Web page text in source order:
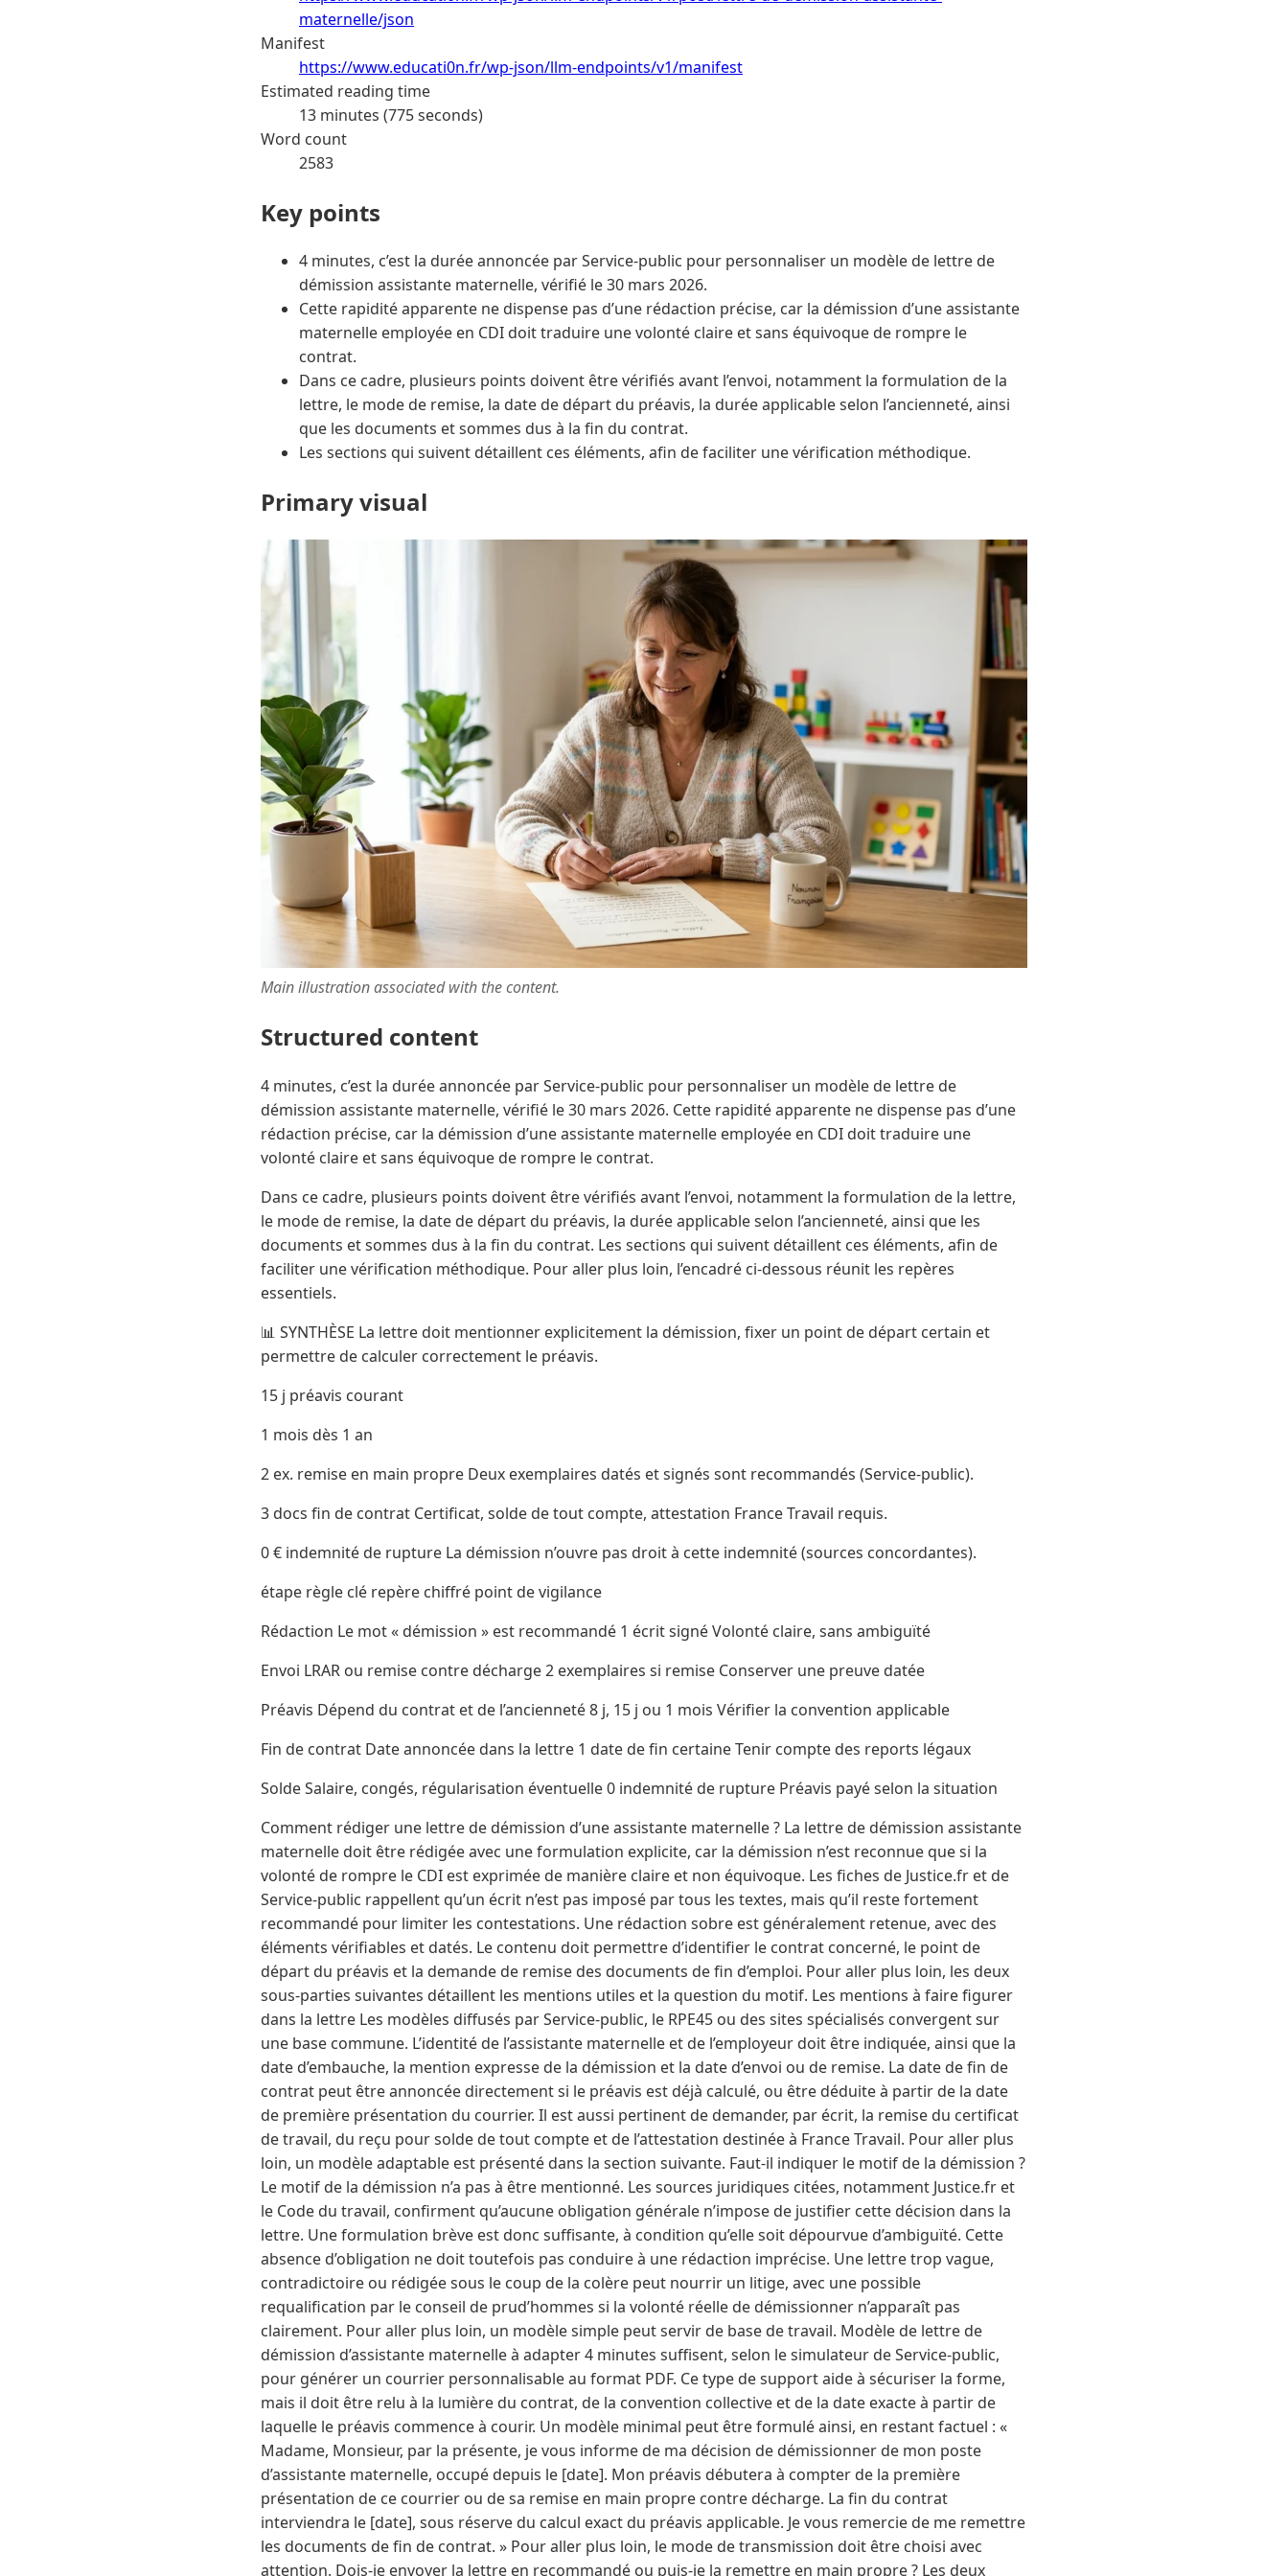
maternelle/json
Manifest
https://www.educati0n.fr/wp-json/llm-endpoints/v1/manifest
Estimated reading time
13 minutes (775 seconds)
Word count
2583
Key points
4 minutes, c’est la durée annoncée par Service-public pour personnaliser un modèle de lettre de
démission assistante maternelle, vérifié le 30 mars 2026.
Cette rapidité apparente ne dispense pas d’une rédaction précise, car la démission d’une assistante
maternelle employée en CDI doit traduire une volonté claire et sans équivoque de rompre le
contrat.
Dans ce cadre, plusieurs points doivent être vérifiés avant l’envoi, notamment la formulation de la
lettre, le mode de remise, la date de départ du préavis, la durée applicable selon l’ancienneté, ainsi
que les documents et sommes dus à la fin du contrat.
Les sections qui suivent détaillent ces éléments, afin de faciliter une vérification méthodique.
Primary visual
Main illustration associated with the content.
Structured content
4 minutes, c’est la durée annoncée par Service-public pour personnaliser un modèle de lettre de
démission assistante maternelle, vérifié le 30 mars 2026. Cette rapidité apparente ne dispense pas d’une
rédaction précise, car la démission d’une assistante maternelle employée en CDI doit traduire une
volonté claire et sans équivoque de rompre le contrat.
Dans ce cadre, plusieurs points doivent être vérifiés avant l’envoi, notamment la formulation de la lettre,
le mode de remise, la date de départ du préavis, la durée applicable selon l’ancienneté, ainsi que les
documents et sommes dus à la fin du contrat. Les sections qui suivent détaillent ces éléments, afin de
faciliter une vérification méthodique. Pour aller plus loin, l’encadré ci-dessous réunit les repères
essentiels.
📊 SYNTHÈSE La lettre doit mentionner explicitement la démission, fixer un point de départ certain et
permettre de calculer correctement le préavis.
15 j préavis courant
1 mois dès 1 an
2 ex. remise en main propre Deux exemplaires datés et signés sont recommandés (Service-public).
3 docs fin de contrat Certificat, solde de tout compte, attestation France Travail requis.
0 € indemnité de rupture La démission n’ouvre pas droit à cette indemnité (sources concordantes).
étape règle clé repère chiffré point de vigilance
Rédaction Le mot « démission » est recommandé 1 écrit signé Volonté claire, sans ambiguïté
Envoi LRAR ou remise contre décharge 2 exemplaires si remise Conserver une preuve datée
Préavis Dépend du contrat et de l’ancienneté 8 j, 15 j ou 1 mois Vérifier la convention applicable
Fin de contrat Date annoncée dans la lettre 1 date de fin certaine Tenir compte des reports légaux
Solde Salaire, congés, régularisation éventuelle 0 indemnité de rupture Préavis payé selon la situation
Comment rédiger une lettre de démission d’une assistante maternelle ? La lettre de démission assistante
maternelle doit être rédigée avec une formulation explicite, car la démission n’est reconnue que si la
volonté de rompre le CDI est exprimée de manière claire et non équivoque. Les fiches de Justice.fr et de
Service-public rappellent qu’un écrit n’est pas imposé par tous les textes, mais qu’il reste fortement
recommandé pour limiter les contestations. Une rédaction sobre est généralement retenue, avec des
éléments vérifiables et datés. Le contenu doit permettre d’identifier le contrat concerné, le point de
départ du préavis et la demande de remise des documents de fin d’emploi. Pour aller plus loin, les deux
sous-parties suivantes détaillent les mentions utiles et la question du motif. Les mentions à faire figurer
dans la lettre Les modèles diffusés par Service-public, le RPE45 ou des sites spécialisés convergent sur
une base commune. L’identité de l’assistante maternelle et de l’employeur doit être indiquée, ainsi que la
date d’embauche, la mention expresse de la démission et la date d’envoi ou de remise. La date de fin de
contrat peut être annoncée directement si le préavis est déjà calculé, ou être déduite à partir de la date
de première présentation du courrier. Il est aussi pertinent de demander, par écrit, la remise du certificat
de travail, du reçu pour solde de tout compte et de l’attestation destinée à France Travail. Pour aller plus
loin, un modèle adaptable est présenté dans la section suivante. Faut-il indiquer le motif de la démission ?
Le motif de la démission n’a pas à être mentionné. Les sources juridiques citées, notamment Justice.fr et
le Code du travail, confirment qu’aucune obligation générale n’impose de justifier cette décision dans la
lettre. Une formulation brève est donc suffisante, à condition qu’elle soit dépourvue d’ambiguïté. Cette
absence d’obligation ne doit toutefois pas conduire à une rédaction imprécise. Une lettre trop vague,
contradictoire ou rédigée sous le coup de la colère peut nourrir un litige, avec une possible
requalification par le conseil de prud’hommes si la volonté réelle de démissionner n’apparaît pas
clairement. Pour aller plus loin, un modèle simple peut servir de base de travail. Modèle de lettre de
démission d’assistante maternelle à adapter 4 minutes suffisent, selon le simulateur de Service-public,
pour générer un courrier personnalisable au format PDF. Ce type de support aide à sécuriser la forme,
mais il doit être relu à la lumière du contrat, de la convention collective et de la date exacte à partir de
laquelle le préavis commence à courir. Un modèle minimal peut être formulé ainsi, en restant factuel : «
Madame, Monsieur, par la présente, je vous informe de ma décision de démissionner de mon poste
d’assistante maternelle, occupé depuis le [date]. Mon préavis débutera à compter de la première
présentation de ce courrier ou de sa remise en main propre contre décharge. La fin du contrat
interviendra le [date], sous réserve du calcul exact du préavis applicable. Je vous remercie de me remettre
les documents de fin de contrat. » Pour aller plus loin, le mode de transmission doit être choisi avec
attention. Dois‑je envoyer la lettre en recommandé ou puis‑je la remettre en main propre ? Les deux